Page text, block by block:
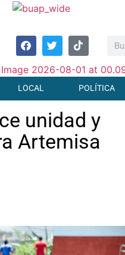
LOCAL POLÍTICA
unidad y
Artemisa